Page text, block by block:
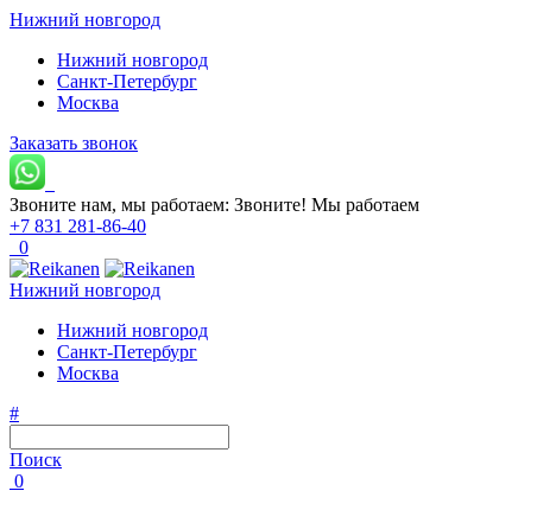
Нижний новгород
Нижний новгород
Санкт-Петербург
Москва
Заказать звонок
Звоните нам, мы работаем: Звоните! Мы работаем
+7 831 281-86-40
0
Нижний новгород
Нижний новгород
Санкт-Петербург
Москва
#
Поиск
0